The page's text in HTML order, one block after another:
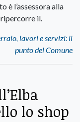
è l’assessora alla
il.
lavori e servizi: il
punto del Comune
lo shop